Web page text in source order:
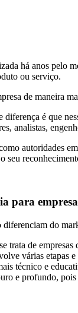
há anos pelo
ou serviço.
de maneira
é que
analistas,
autoridades
seu
para
do
de empresas
várias etapas
técnico e
e profundo,